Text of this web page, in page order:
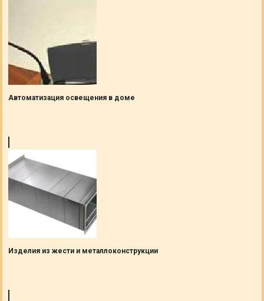
Автоматизация освещения в доме
Изделия из жести и металлоконструкции